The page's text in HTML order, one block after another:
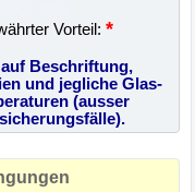
Vorteil: *
auf Beschriftung,
und jegliche Glas-
(ausser